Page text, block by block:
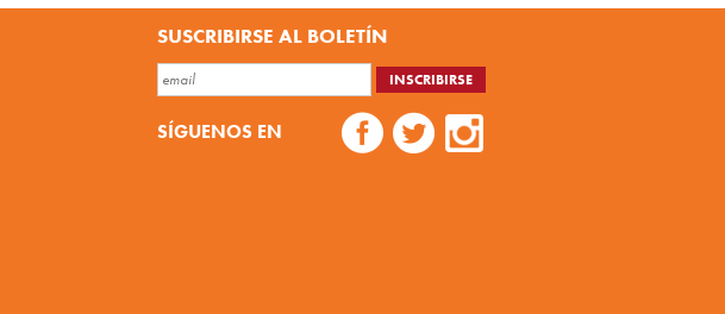
SUSCRIBIRSE AL BOLETÍN
SÍGUENOS EN